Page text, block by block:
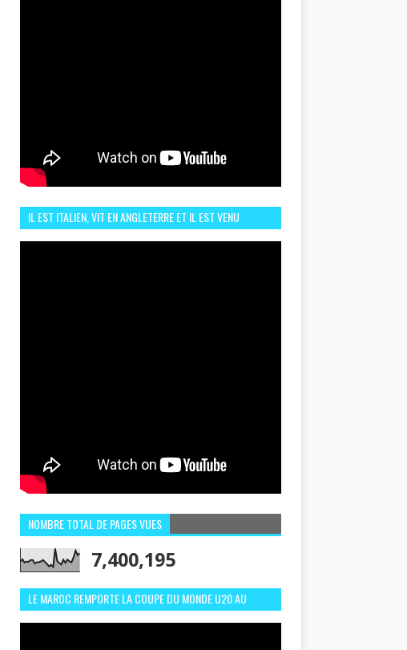
IL EST ITALIEN, VIT EN ANGLETERRE ET IL EST VENU
NOMBRE TOTAL DE PAGES VUES
7,400,195
LE MAROC REMPORTE LA COUPE DU MONDE U20 AU